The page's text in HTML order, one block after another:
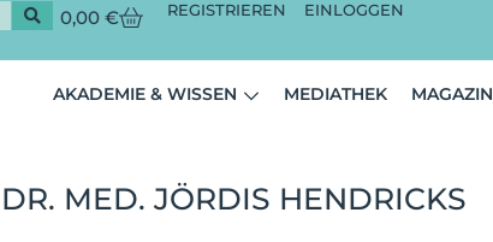
0,00€ REGISTRIEREN EINLOGGEN
AKADEMIE & WISSEN MEDIATHEK MAGAZIN
DR. MED. JÖRDIS HENDRICKS